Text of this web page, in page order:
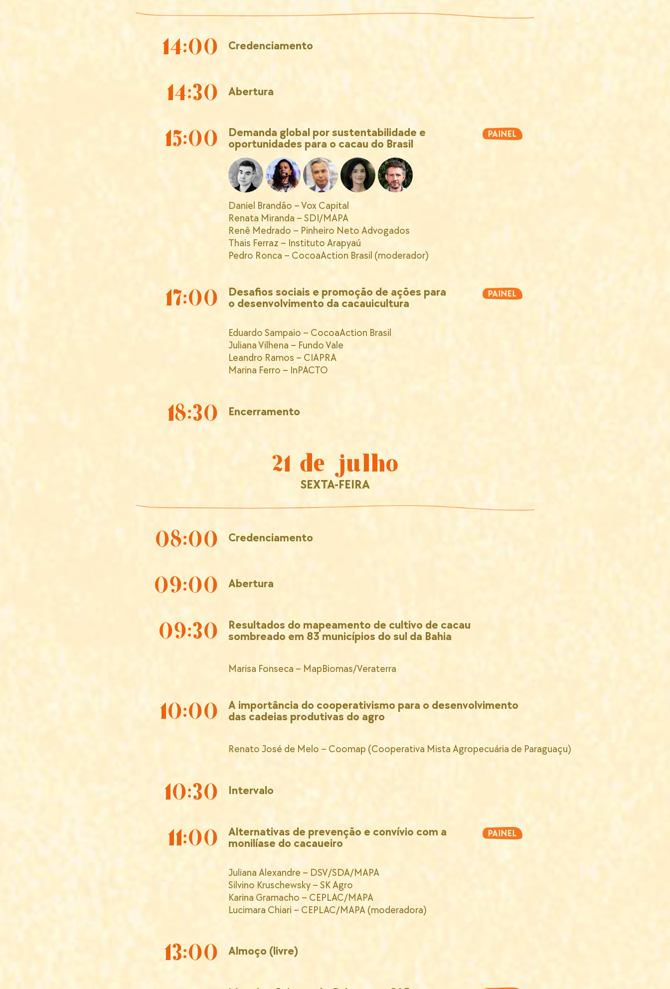
14:00 Credenciamento
14:30 Abertura
15:00
Demanda global por sustentabilidade e
oportunidades para o cacau do Brasil
Daniel Brandão – Vox Capital
Renata Miranda – SDI/MAPA
Renê Medrado – Pinheiro Neto Advogados
Thais Ferraz – Instituto Arapyaú
Pedro Ronca – CocoaAction Brasil (moderador)
17:00
Desafios sociais e promoção de ações para
o desenvolvimento da cacauicultura
Eduardo Sampaio – CocoaAction Brasil
Juliana Vilhena – Fundo Vale
Leandro Ramos – CIAPRA
Marina Ferro – InPACTO
18:30 Encerramento
21 de julho
SEXTA-FEIRA
08:00 Credenciamento
09:00 Abertura
09:30
Resultados do mapeamento de cultivo de cacau
sombreado em 83 municípios do sul da Bahia
Marisa Fonseca – MapBiomas/Veraterra
10:00
A importância do cooperativismo para o desenvolvimento
das cadeias produtivas do agro
Renato José de Melo – Coomap (Cooperativa Mista Agropecuária de Paraguaçu)
10:30 Intervalo
11:00
Alternativas de prevenção e convívio com a
monilíase do cacaueiro
Juliana Alexandre – DSV/SDA/MAPA
Silvino Kruschewsky – SK Agro
Karina Gramacho – CEPLAC/MAPA
Lucimara Chiari – CEPLAC/MAPA (moderadora)
13:00 Almoço (livre)